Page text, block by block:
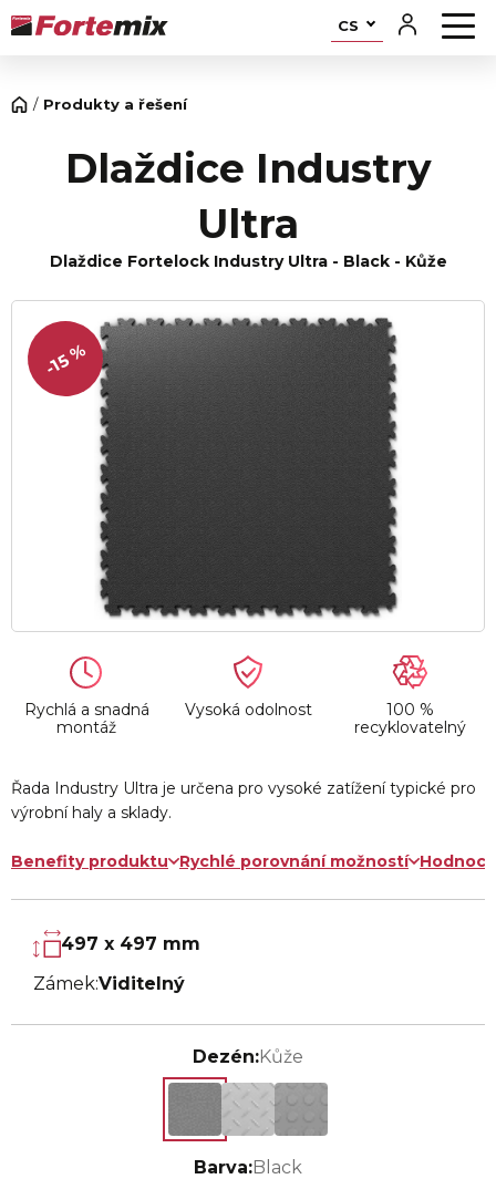
CS
Produkty a řešení
Dlaždice Industry
Ultra
Dlaždice Fortelock Industry Ultra - Black - Kůže
Rychlá a snadná
montáž
Vysoká odolnost
100 %
recyklovatelný
-15 %
Řada Industry Ultra je určena pro vysoké zatížení typické pro
výrobní haly a sklady.
Benefity produktu Rychlé porovnání možností
497 x 497 mm
Zámek:Viditelný
Dezén:Kůže
Barva:Black